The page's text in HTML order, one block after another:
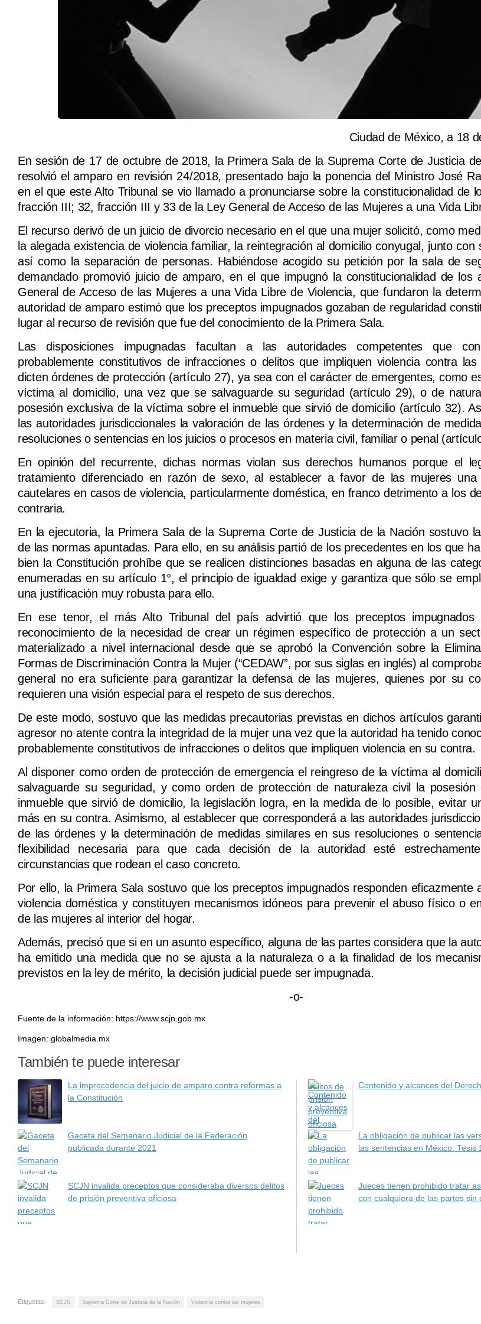
Ciudad de México, a 18
En sesión de 17 de octubre de 2018, la Primera Sala de la Suprema Corte de Justicia
resolvió el amparo en revisión 24/2018, presentado bajo la ponencia del Ministro José
en el que este Alto Tribunal se vio llamado a pronunciarse sobre la constitucionalidad de
fracción III; 32, fracción III y 33 de la Ley General de Acceso de las Mujeres a una Vida
El recurso derivó de un juicio de divorcio necesario en el que una mujer solicitó, como
la alegada existencia de violencia familiar, la reintegración al domicilio conyugal, junto con
así como la separación de personas. Habiéndose acogido su petición por la sala de
demandado promovió juicio de amparo, en el que impugnó la constitucionalidad de los
General de Acceso de las Mujeres a una Vida Libre de Violencia, que fundaron la
autoridad de amparo estimó que los preceptos impugnados gozaban de regularidad
lugar al recurso de revisión que fue del conocimiento de la Primera Sala.
Las disposiciones impugnadas facultan a las autoridades competentes que
probablemente constitutivos de infracciones o delitos que impliquen violencia contra
dicten órdenes de protección (artículo 27), ya sea con el carácter de emergentes, como
víctima al domicilio, una vez que se salvaguarde su seguridad (artículo 29), o de
posesión exclusiva de la víctima sobre el inmueble que sirvió de domicilio (artículo 32).
las autoridades jurisdiccionales la valoración de las órdenes y la determinación de
resoluciones o sentencias en los juicios o procesos en materia civil, familiar o penal
En opinión del recurrente, dichas normas violan sus derechos humanos porque el
tratamiento diferenciado en razón de sexo, al establecer a favor de las mujeres
cautelares en casos de violencia, particularmente doméstica, en franco detrimento a los
contraria.
En la ejecutoria, la Primera Sala de la Suprema Corte de Justicia de la Nación sostuvo
de las normas apuntadas. Para ello, en su análisis partió de los precedentes en los que
bien la Constitución prohíbe que se realicen distinciones basadas en alguna de las
enumeradas en su artículo 1°, el principio de igualdad exige y garantiza que sólo se
una justificación muy robusta para ello.
En ese tenor, el más Alto Tribunal del país advirtió que los preceptos
reconocimiento de la necesidad de crear un régimen específico de protección a un
materializado a nivel internacional desde que se aprobó la Convención sobre la
Formas de Discriminación Contra la Mujer (“CEDAW”, por sus siglas en inglés) al
general no era suficiente para garantizar la defensa de las mujeres, quienes por su
requieren una visión especial para el respeto de sus derechos.
De este modo, sostuvo que las medidas precautorias previstas en dichos artículos
agresor no atente contra la integridad de la mujer una vez que la autoridad ha tenido
probablemente constitutivos de infracciones o delitos que impliquen violencia en su contra.
Al disponer como orden de protección de emergencia el reingreso de la víctima al
salvaguarde su seguridad, y como orden de protección de naturaleza civil la posesión
inmueble que sirvió de domicilio, la legislación logra, en la medida de lo posible, evitar
más en su contra. Asimismo, al establecer que corresponderá a las autoridades
de las órdenes y la determinación de medidas similares en sus resoluciones o
flexibilidad necesaria para que cada decisión de la autoridad esté
circunstancias que rodean el caso concreto.
Por ello, la Primera Sala sostuvo que los preceptos impugnados responden eficazmente
violencia doméstica y constituyen mecanismos idóneos para prevenir el abuso físico o
de las mujeres al interior del hogar.
Además, precisó que si en un asunto específico, alguna de las partes considera que la
ha emitido una medida que no se ajusta a la naturaleza o a la finalidad de los
previstos en la ley de mérito, la decisión judicial puede ser impugnada.
-o-
Fuente de la información: https://www.scjn.gob.mx
Imagen: globalmedia.mx
También te puede interesar
La improcedencia del juicio de amparo contra reformas a
la Constitución
Gaceta del Semanario Judicial de la Federación
publicada durante 2021
SCJN invalida preceptos que consideraba diversos delitos
de prisión preventiva oficiosa
Contenido y alcances del
La obligación de publicar las
las sentencias en México. Tesis
Jueces tienen prohibido tratar
con cualquiera de las partes sin
Etiquetas: SCJN Suprema Corte de Justicia de la Nación Violencia contra las mujeres